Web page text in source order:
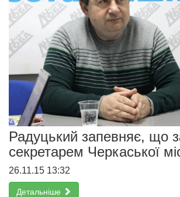
Радуцький запевняє, що
секретарем Черкаської
26.11.15 13:32
Детальніше